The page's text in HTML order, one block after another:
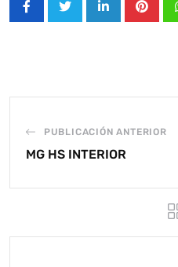
LinkedIn
PUBLICACIÓN ANTERIOR
MG HS INTERIOR